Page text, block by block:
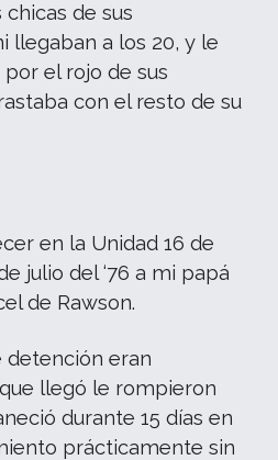
de sus
llegaban a los 20, y le
por el rojo de sus
con el resto de su
en la Unidad 16 de
julio del ‘76 a mi papá
de Rawson.
detención eran
llegó le rompieron
durante 15 días en
prácticamente sin